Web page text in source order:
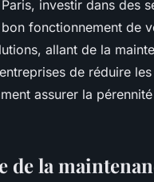
investir dans des
fonctionnement de
allant de la
de réduire
assurer la
de la